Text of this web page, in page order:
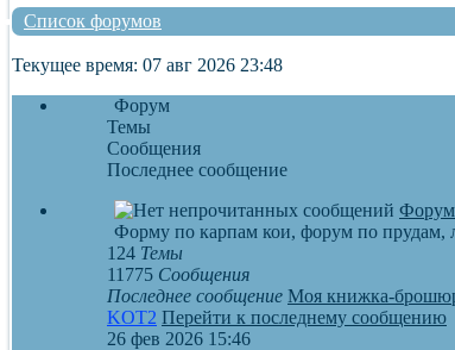
Список форумов
Текущее время: 07 авг 2026 23:48
Форум
Темы
Сообщения
Последнее сообщение
Форум
Форму по карпам кои, форум по прудам,
124 Темы
11775 Сообщения
Последнее сообщение Моя книжка-
KOT2 Перейти к последнему сообщению
26 фев 2026 15:46